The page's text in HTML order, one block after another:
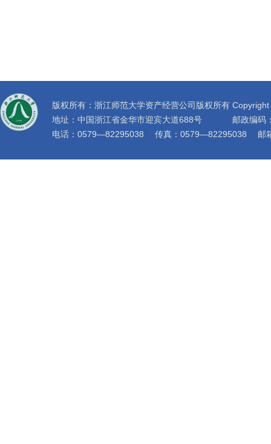
版权所有：浙江师范大学资产经营公司版权所有
地址：中国浙江省金华市迎宾大道688号
邮政编码
电话：0579—82295038 传真：0579—82295038 邮